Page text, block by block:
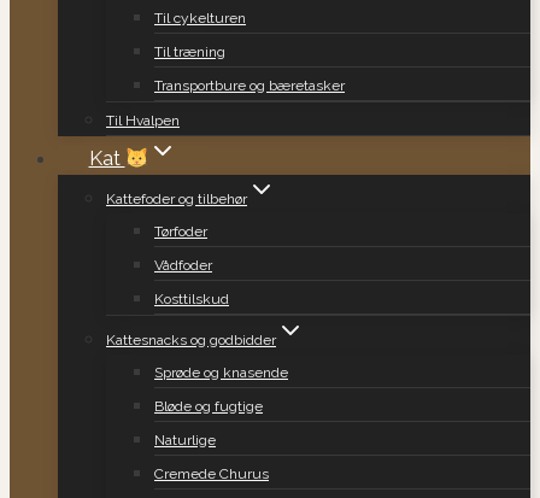
Til cykelturen
Til træning
Transportbure og bæretasker
Til Hvalpen
Kat
Kattefoder og tilbehør
Tørfoder
Vådfoder
Kosttilskud
Kattesnacks og godbidder
Sprøde og knasende
Bløde og fugtige
Naturlige
Cremede Churus